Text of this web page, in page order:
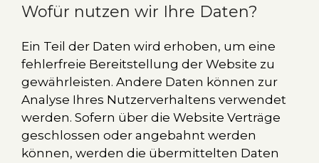
Wofür nutzen wir Ihre Daten?
Ein Teil der Daten wird erhoben, um eine
fehlerfreie Bereitstellung der Website zu
gewährleisten. Andere Daten können zur
Analyse Ihres Nutzerverhaltens verwendet
werden. Sofern über die Website Verträge
geschlossen oder angebahnt werden
können, werden die übermittelten Daten